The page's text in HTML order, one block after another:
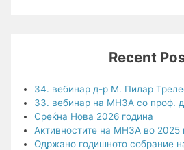
Recent
34. вебинар д-р М. Пилар
33. вебинар на МНЗА со проф.
Среќна Нова 2026 година
Активностите на МНЗА во 2025
Одржано годишното собрание